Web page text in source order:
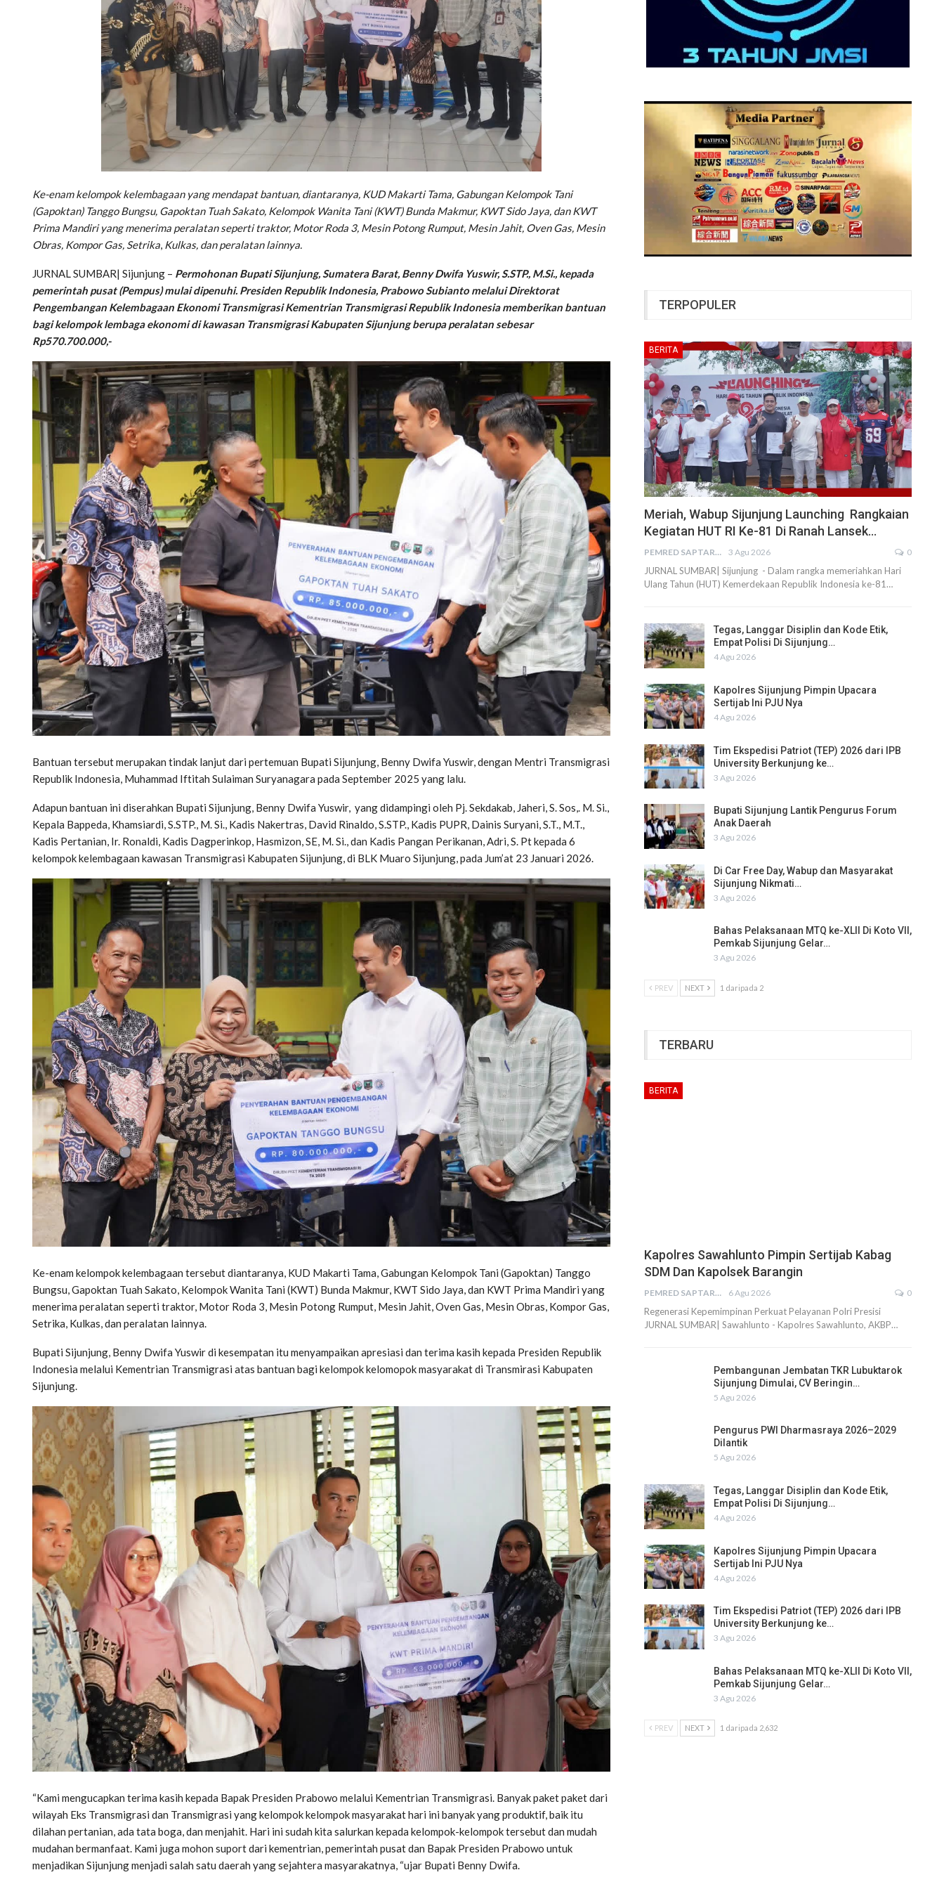
Ke-enam kelompok kelembagaan yang mendapat bantuan, diantaranya, KUD Makarti Tama, Gabungan Kelompok Tani
(Gapoktan) Tanggo Bungsu, Gapoktan Tuah Sakato, Kelompok Wanita Tani (KWT) Bunda Makmur, KWT Sido Jaya, dan KWT
Prima Mandiri yang menerima peralatan seperti traktor, Motor Roda 3, Mesin Potong Rumput, Mesin Jahit, Oven Gas, Mesin
Obras, Kompor Gas, Setrika, Kulkas, dan peralatan lainnya.
JURNAL SUMBAR| Sijunjung – Permohonan Bupati Sijunjung, Sumatera Barat, Benny Dwifa Yuswir, S.STP., M.Si., kepada
pemerintah pusat (Pempus) mulai dipenuhi. Presiden Republik Indonesia, Prabowo Subianto melalui Direktorat
Pengembangan Kelembagaan Ekonomi Transmigrasi Kementrian Transmigrasi Republik Indonesia memberikan bantuan
bagi kelompok lembaga ekonomi di kawasan Transmigrasi Kabupaten Sijunjung berupa peralatan sebesar
Rp570.700.000,-
Bantuan tersebut merupakan tindak lanjut dari pertemuan Bupati Sijunjung, Benny Dwifa Yuswir, dengan Mentri Transmigrasi
Republik Indonesia, Muhammad Iftitah Sulaiman Suryanagara pada September 2025 yang lalu.
Adapun bantuan ini diserahkan Bupati Sijunjung, Benny Dwifa Yuswir, yang didampingi oleh Pj. Sekdakab, Jaheri, S. Sos,. M. Si.,
Kepala Bappeda, Khamsiardi, S.STP., M. Si., Kadis Nakertras, David Rinaldo, S.STP., Kadis PUPR, Dainis Suryani, S.T., M.T.,
Kadis Pertanian, Ir. Ronaldi, Kadis Dagperinkop, Hasmizon, SE, M. Si., dan Kadis Pangan Perikanan, Adri, S. Pt kepada 6
kelompok kelembagaan kawasan Transmigrasi Kabupaten Sijunjung, di BLK Muaro Sijunjung, pada Jum’at 23 Januari 2026.
Ke-enam kelompok kelembagaan tersebut diantaranya, KUD Makarti Tama, Gabungan Kelompok Tani (Gapoktan) Tanggo
Bungsu, Gapoktan Tuah Sakato, Kelompok Wanita Tani (KWT) Bunda Makmur, KWT Sido Jaya, dan KWT Prima Mandiri yang
menerima peralatan seperti traktor, Motor Roda 3, Mesin Potong Rumput, Mesin Jahit, Oven Gas, Mesin Obras, Kompor Gas,
Setrika, Kulkas, dan peralatan lainnya.
Bupati Sijunjung, Benny Dwifa Yuswir di kesempatan itu menyampaikan apresiasi dan terima kasih kepada Presiden Republik
Indonesia melalui Kementrian Transmigrasi atas bantuan bagi kelompok kelomopok masyarakat di Transmirasi Kabupaten
Sijunjung.
“Kami mengucapkan terima kasih kepada Bapak Presiden Prabowo melalui Kementrian Transmigrasi. Banyak paket paket dari
wilayah Eks Transmigrasi dan Transmigrasi yang kelompok kelompok masyarakat hari ini banyak yang produktif, baik itu
dilahan pertanian, ada tata boga, dan menjahit. Hari ini sudah kita salurkan kepada kelompok-kelompok tersebut dan mudah
mudahan bermanfaat. Kami juga mohon suport dari kementrian, pemerintah pusat dan Bapak Presiden Prabowo untuk
menjadikan Sijunjung menjadi salah satu daerah yang sejahtera masyarakatnya, “ujar Bupati Benny Dwifa.
TERPOPULER
BERITA
Meriah, Wabup Sijunjung Launching Rangkaian
Kegiatan HUT RI Ke-81 Di Ranah Lansek…
PEMRED SAPTARIUS 3 Agu 2026 0
JURNAL SUMBAR| Sijunjung - Dalam rangka memeriahkan Hari
Ulang Tahun (HUT) Kemerdekaan Republik Indonesia ke-81…
Tegas, Langgar Disiplin dan Kode Etik,
Empat Polisi Di Sijunjung…
4 Agu 2026
Kapolres Sijunjung Pimpin Upacara
Sertijab Ini PJU Nya
4 Agu 2026
Tim Ekspedisi Patriot (TEP) 2026 dari IPB
University Berkunjung ke…
3 Agu 2026
Bupati Sijunjung Lantik Pengurus Forum
Anak Daerah
3 Agu 2026
Di Car Free Day, Wabup dan Masyarakat
Sijunjung Nikmati…
3 Agu 2026
Bahas Pelaksanaan MTQ ke-XLII Di Koto VII,
Pemkab Sijunjung Gelar…
3 Agu 2026
PREV NEXT 1 daripada 2
TERBARU
BERITA
Kapolres Sawahlunto Pimpin Sertijab Kabag
SDM Dan Kapolsek Barangin
PEMRED SAPTARIUS 6 Agu 2026 0
Regenerasi Kepemimpinan Perkuat Pelayanan Polri Presisi
JURNAL SUMBAR| Sawahlunto - Kapolres Sawahlunto, AKBP…
Pembangunan Jembatan TKR Lubuktarok
Sijunjung Dimulai, CV Beringin…
5 Agu 2026
Pengurus PWI Dharmasraya 2026–2029
Dilantik
5 Agu 2026
Tegas, Langgar Disiplin dan Kode Etik,
Empat Polisi Di Sijunjung…
4 Agu 2026
Kapolres Sijunjung Pimpin Upacara
Sertijab Ini PJU Nya
4 Agu 2026
Tim Ekspedisi Patriot (TEP) 2026 dari IPB
University Berkunjung ke…
3 Agu 2026
Bahas Pelaksanaan MTQ ke-XLII Di Koto VII,
Pemkab Sijunjung Gelar…
3 Agu 2026
PREV NEXT 1 daripada 2,632